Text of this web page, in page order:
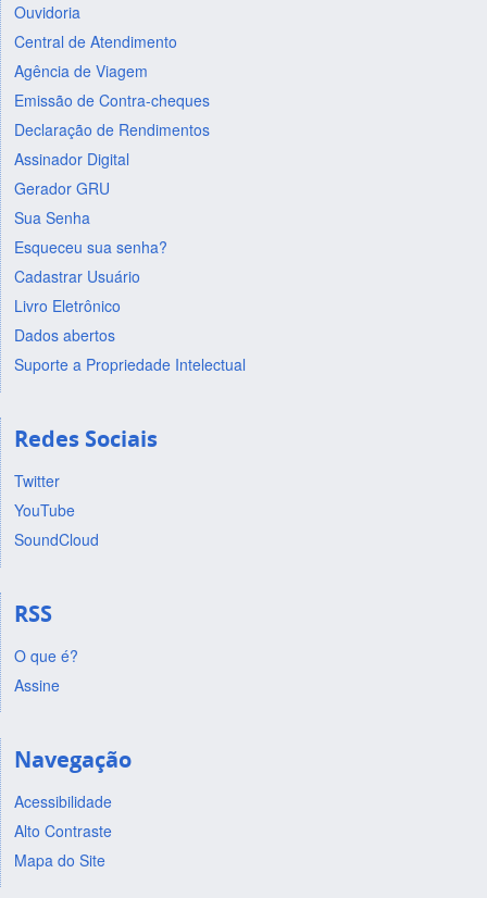
Ouvidoria
Central de Atendimento
Agência de Viagem
Emissão de Contra-cheques
Declaração de Rendimentos
Assinador Digital
Gerador GRU
Sua Senha
Esqueceu sua senha?
Cadastrar Usuário
Livro Eletrônico
Dados abertos
Suporte a Propriedade Intelectual
Redes Sociais
Twitter
YouTube
SoundCloud
RSS
O que é?
Assine
Navegação
Acessibilidade
Alto Contraste
Mapa do Site